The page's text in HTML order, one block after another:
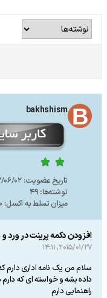
bakhshism
تاریخ عضویت: 06/02
نوشته‌ها:49
میزان تسلط به اکسل:
افزودن دکمه پرینت در
2015/01/27, 14:11
سلام من یک نامه اداری دارم
داده بشه و خواسته ای که
راهنمایی دارم